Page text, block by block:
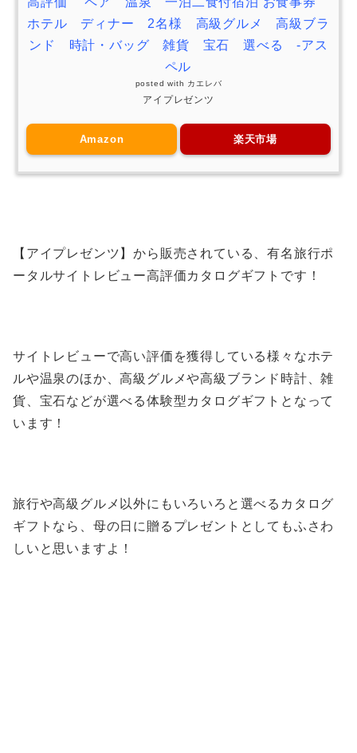
ホテル ディナー 2名様 高級グルメ 高級ブラ
ンド 時計・バッグ 雑貨 宝石 選べる -アス
ペル
posted with カエレバ
アイプレゼンツ
Amazon 楽天市場
【アイプレゼンツ】から販売されている、有名旅行ポ
ータルサイトレビュー高評価カタログギフトです！
サイトレビューで高い評価を獲得している様々なホテ
ルや温泉のほか、高級グルメや高級ブランド時計、雑
貨、宝石などが選べる体験型カタログギフトとなって
います！
旅行や高級グルメ以外にもいろいろと選べるカタログ
ギフトなら、母の日に贈るプレゼントとしてもふさわ
しいと思いますよ！